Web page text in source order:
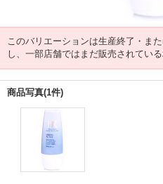
このバリエーションは生産終了・ま
し、一部店舗ではまだ販売されている
商品写真(1件)